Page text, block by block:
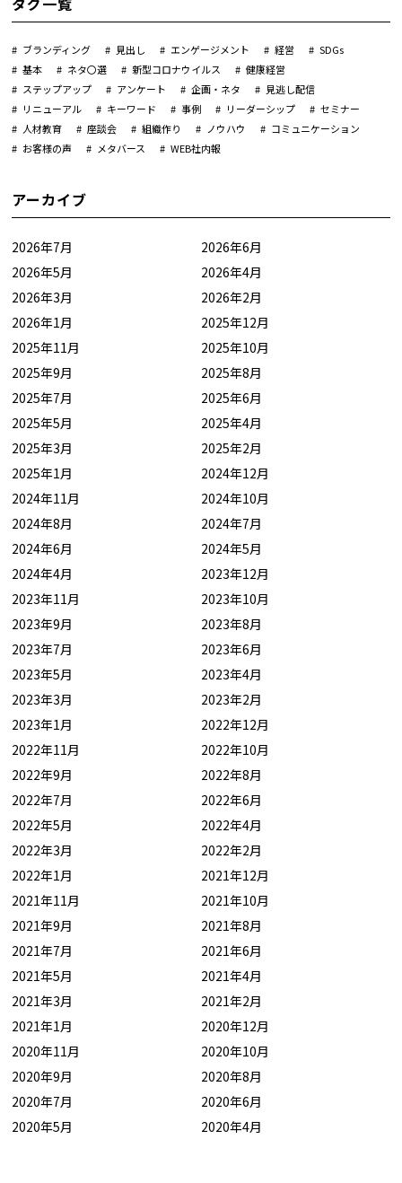
ブランディング 見出し エンゲージメント 経営
SDGs
基本
ネタ〇選 新型コロナウイルス
健康経営
ステップアップ
アンケート 企画・ネタ
見逃し配信
リニューアル
キーワード 事例 リーダーシップ
セミナー
人材教育
座談会 組織作り ノウハウ
コミュニケーション
お客様の声
メタバース WEB社内報
アーカイブ
2026年7月
2026年6月
2026年5月
2026年4月
2026年3月
2026年2月
2026年1月
2025年12月
2025年11月
2025年10月
2025年9月
2025年8月
2025年7月
2025年6月
2025年5月
2025年4月
2025年3月
2025年2月
2025年1月
2024年12月
2024年11月
2024年10月
2024年8月
2024年7月
2024年6月
2024年5月
2024年4月
2023年12月
2023年11月
2023年10月
2023年9月
2023年8月
2023年7月
2023年6月
2023年5月
2023年4月
2023年3月
2023年2月
2023年1月
2022年12月
2022年11月
2022年10月
2022年9月
2022年8月
2022年7月
2022年6月
2022年5月
2022年4月
2022年3月
2022年2月
2022年1月
2021年12月
2021年11月
2021年10月
2021年9月
2021年8月
2021年7月
2021年6月
2021年5月
2021年4月
2021年3月
2021年2月
2021年1月
2020年12月
2020年11月
2020年10月
2020年9月
2020年8月
2020年7月
2020年6月
2020年5月
2020年4月